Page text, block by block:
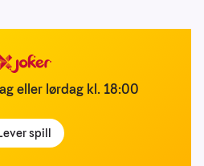
eller lørdag kl. 18:00
spill